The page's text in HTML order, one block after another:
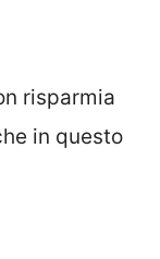
risparmia
in questo